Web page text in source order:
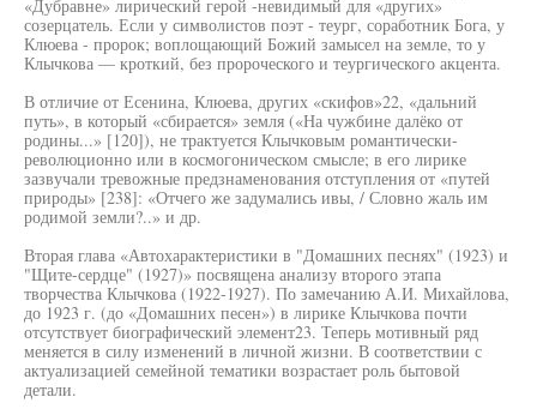
«Дубравне» лирический герой -невидимый для «других»
созерцатель. Если у символистов поэт - теург, соработник Бога, у
Клюева - пророк; воплощающий Божий замысел на земле, то у
Клычкова — кроткий, без пророческого и теургического акцента.
В отличие от Есенина, Клюева, других «скифов»22, «дальний
путь», в который «сбирается» земля («На чужбине далёко от
родины...» [120]), не трактуется Клычковым романтически-
революционно или в космогоническом смысле; в его лирике
зазвучали тревожные предзнаменования отступления от «путей
природы» [238]: «Отчего же задумались ивы, / Словно жаль им
родимой земли?..» и др.
Вторая глава «Автохарактеристики в "Домашних песнях" (1923) и
"Щите-сердце" (1927)» посвящена анализу второго этапа
творчества Клычкова (1922-1927). По замечанию А.И. Михайлова,
до 1923 г. (до «Домашних песен») в лирике Клычкова почти
отсутствует биографический элемент23. Теперь мотивный ряд
меняется в силу изменений в личной жизни. В соответствии с
актуализацией семейной тематики возрастает роль бытовой
детали.